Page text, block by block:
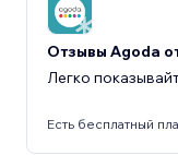
Отзывы Agoda
Легко
Есть бесплатный